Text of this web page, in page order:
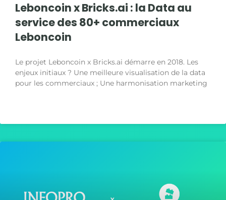
Leboncoin x Bricks.ai : la Data au
service des 80+ commerciaux
Leboncoin
Le projet Leboncoin x Bricks.ai démarre en 2018. Les
enjeux initiaux ? Une meilleure visualisation de la data
pour les commerciaux ; Une harmonisation marketing